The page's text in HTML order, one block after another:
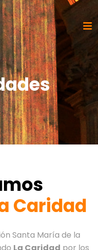
Caridad
Santa María de la